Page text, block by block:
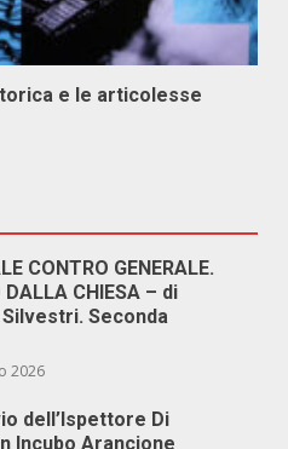
e le articolesse
CONTRO GENERALE.
DALLA CHIESA – di
Seconda
2026
dell’Ispettore Di
Incubo Arancione